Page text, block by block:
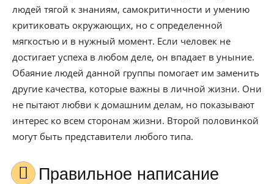
людей тягой к знаниям, самокритичности и умению
критиковать окружающих, но с определенной
мягкостью и в нужный момент. Если человек не
достигает успеха в любом деле, он впадает в уныние.
Обаяние людей данной группы помогает им заменить
другие качества, которые важны в личной жизни. Они
не пытают любви к домашним делам, но показывают
интерес ко всем сторонам жизни. Второй половинкой
могут быть представители любого типа.
Правильное написание